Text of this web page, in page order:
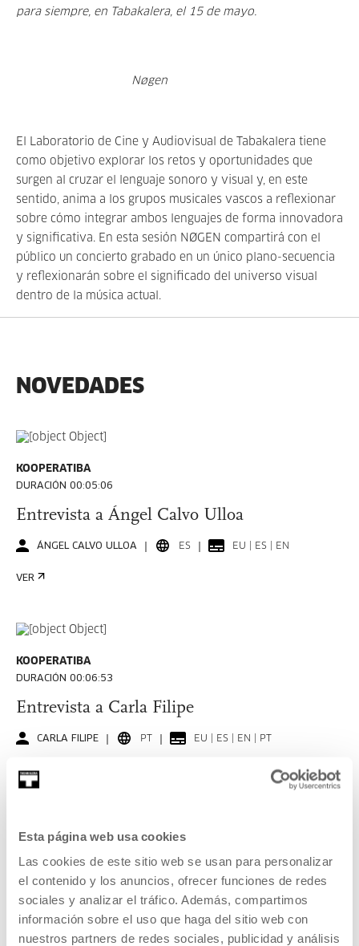
Esta página web usa cookies
Las cookies de este sitio web se usan para personalizar
el contenido y los anuncios, ofrecer funciones de redes
sociales y analizar el tráfico. Además, compartimos
información sobre el uso que haga del sitio web con
nuestros partners de redes sociales, publicidad y análisis
para siempre, en Tabakalera, el 15 de mayo.
Nøgen
El Laboratorio de Cine y Audiovisual de Tabakalera tiene
como objetivo explorar los retos y oportunidades que
surgen al cruzar el lenguaje sonoro y visual y, en este
sentido, anima a los grupos musicales vascos a reflexionar
sobre cómo integrar ambos lenguajes de forma innovadora
y significativa. En esta sesión NØGEN compartirá con el
público un concierto grabado en un único plano-secuencia
y reflexionarán sobre el significado del universo visual
dentro de la música actual.
NOVEDADES
KOOPERATIBA
DURACIÓN 00:05:06
Entrevista a Ángel Calvo Ulloa
ÁNGEL CALVO ULLOA ES EU | ES | EN
VER
KOOPERATIBA
DURACIÓN 00:06:53
Entrevista a Carla Filipe
CARLA FILIPE PT EU | ES | EN | PT
VER
Entrevista a Taxio Ardanaz